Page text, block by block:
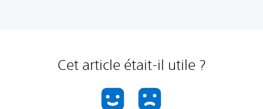
Cet article était-il utile ?